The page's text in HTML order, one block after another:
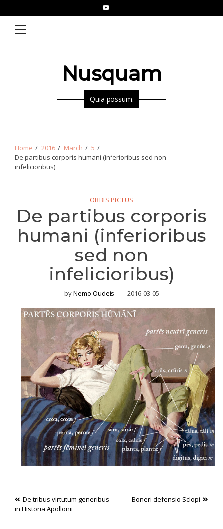
YouTube
Primary
Nusquam
Quia possum.
Home 2016 March
5
De partibus corporis humani (inferioribus sed non
infelicioribus)
ORBIS PICTUS
De partibus corporis
humani (inferioribus
sed non
infelicioribus)
byNemo Oudeis 2016-03-05
Post
navigation
De tribus virtutum generibus
in Historia Apollonii
Boneri defensio Sclopi